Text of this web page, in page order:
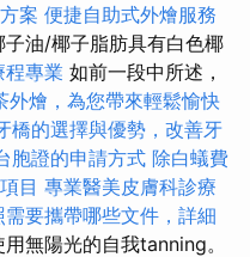
案 便捷自助式外燴服務
子油/椰子脂肪具有白色椰
程專業 如前一段中所述，
外燴，為您帶來輕鬆愉快
橋的選擇與優勢，改善牙
胞證的申請方式 除白蟻費
目 專業醫美皮膚科診療
需要攜帶哪些文件，詳細
無陽光的自我tanning。